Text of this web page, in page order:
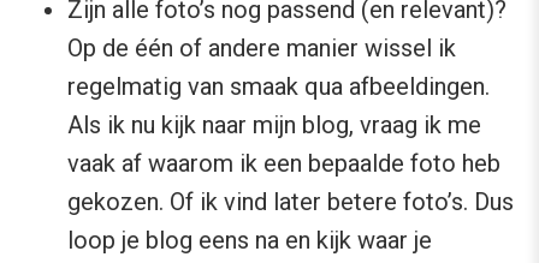
Zijn alle foto’s nog passend (en relevant)?
Op de één of andere manier wissel ik
regelmatig van smaak qua afbeeldingen.
Als ik nu kijk naar mijn blog, vraag ik me
vaak af waarom ik een bepaalde foto heb
gekozen. Of ik vind later betere foto’s. Dus
loop je blog eens na en kijk waar je